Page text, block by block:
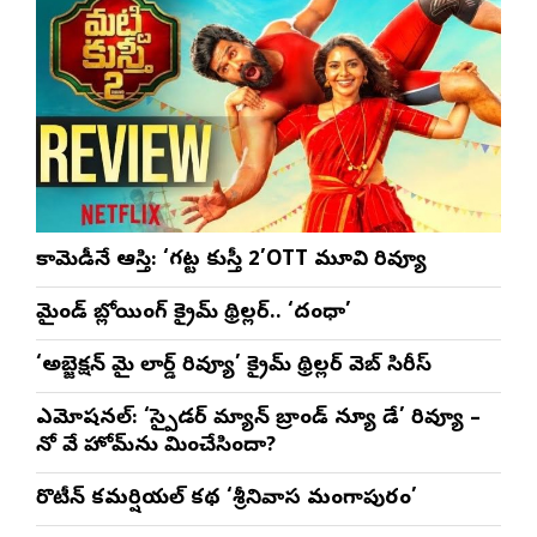
కామెడీనే ఆస్తి: ‘గట్ట కుస్తీ 2’OTT మూవి రివ్యూ
మైండ్ బ్లోయింగ్ క్రైమ్ థ్రిల్లర్.. ‘దంధా’
‘అబ్జెక్ష‌న్ మై లార్డ్ రివ్యూ’ క్రైమ్ థ్రిల్ల‌ర్ వెబ్ సిరీస్
ఎమోష‌న‌ల్‌: ‘స్పైడర్ మ్యాన్ బ్రాండ్ న్యూ డే’ రివ్యూ –
నో వే హోమ్‌ను మించేసిందా?
రొటీన్‌ కమర్షియల్‌ కథ ‘శ్రీనివాస మంగాపురం’